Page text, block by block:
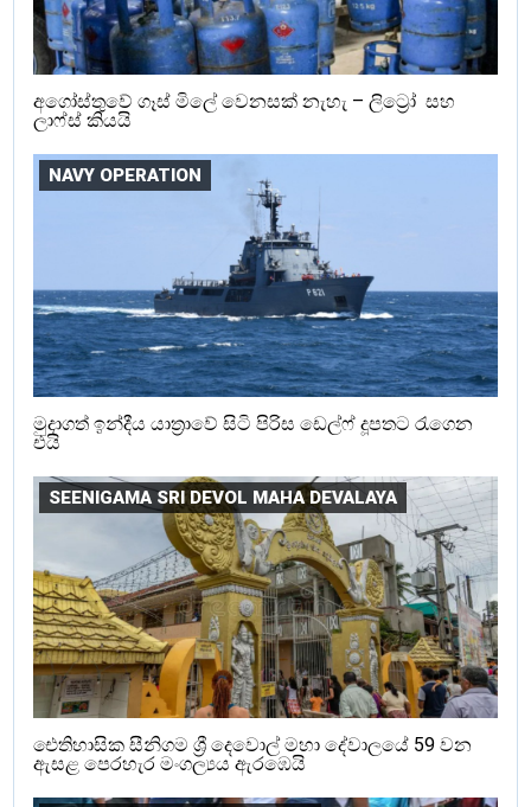
අගෝස්තුවේ ගෑස් මිලේ වෙනසක් නැහැ – ලිට්‍රෝ සහ
ලාෆ්ස් කියයි
NAVY OPERATION
මුදාගත් ඉන්දීය යාත්‍රාවේ සිටි පිරිස ඩෙල්ෆ් දූපතට රැගෙන
එයි
SEENIGAMA SRI DEVOL MAHA DEVALAYA
ඓතිහාසික සීනිගම ශ්‍රී දෙවොල් මහා දේවාලයේ 59 වන
ඇසළ පෙරහැර මංගල්‍යය ඇරඹෙයි